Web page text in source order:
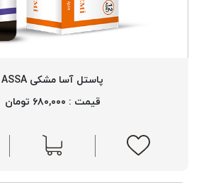
پاستل آسا مشکی ASSA
قیمت : ۶۸۰,۰۰۰ تومان